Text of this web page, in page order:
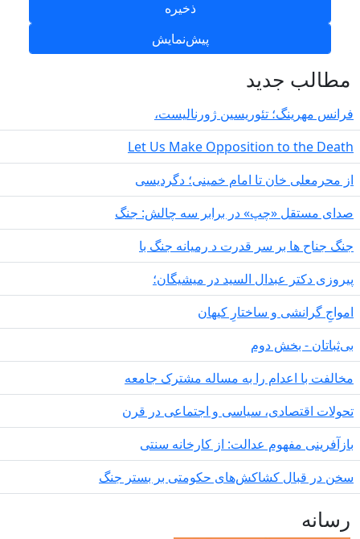
جدید
مهرینگ؛ تئوریسین ژورنالیست،
Let Us Make Opposition to the
محرمعلی خان تا امام خمینی؛ دگردیسی
مستقل «چپ» در برابر سه چالش: جنگ
جناح ها بر سر قدرت د رمیانە جنگ با
دکتر عبدال السید در میشیگان؛
گرانشی و ساختارِ کیهان
- بخش دوم
با اعدام را به مساله مشترک جامعه
اقتصادی، سیاسی و اجتماعی در قرن
مفهوم عدالت: از کارخانه سنتی
در قبال کشاکش‌های حکومتی بر بستر جنگ